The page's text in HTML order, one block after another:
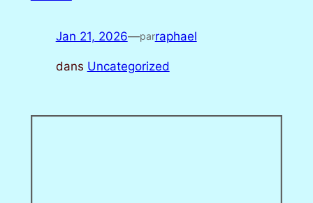
Jan 21, 2026—parraphael
dans Uncategorized